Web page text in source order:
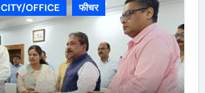
CITY/OFFICE फीचर